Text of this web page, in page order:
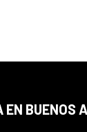
EN BUENOS